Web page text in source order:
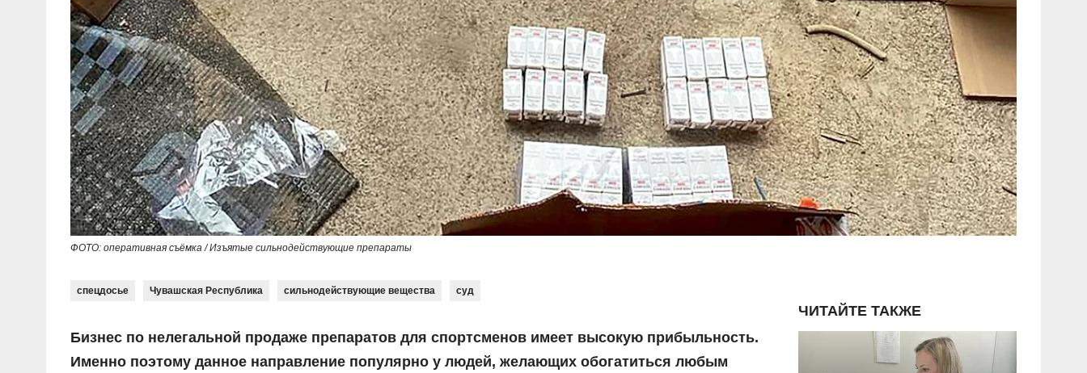
ФОТО: оперативная съёмка / Изъятые сильнодействующие препараты
спецдосье Чувашская Республика сильнодействующие вещества суд
Бизнес по нелегальной продаже препаратов для спортсменов имеет высокую прибыльность.
Именно поэтому данное направление популярно у людей, желающих обогатиться любым
ЧИТАЙТЕ ТАКЖЕ